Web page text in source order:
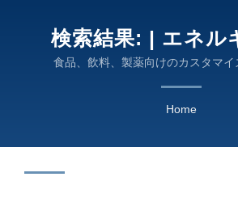
検索結果: | エネルギー効率
の良い充填、ラベ
包装機器 - HONG
食品、飲料、製薬向けのカスタマイ
Home